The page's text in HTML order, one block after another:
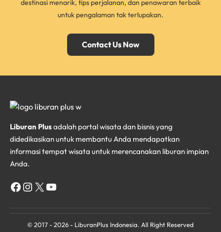
destinasi menarik, tips perjalanan, dan penawaran terbaik
untuk pengalaman tak terlupakan.
Contact Us Now
Liburan Plusadalah portal wisata dan bisnis yang
didedikasikan untuk membantu Anda mendapatkan
informasi tempat wisata untuk merencanakan liburan impian
Anda.
Facebook
Instagram
X YouTube
© 2017 - 2026 - LiburanPlus Indonesia. All Right Reserved